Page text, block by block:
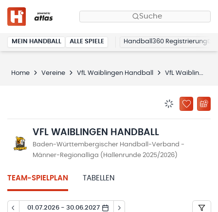
Suche
MEIN HANDBALL ALLE SPIELE Handball360 Registrierung
Home Vereine VfL Waiblingen Handball VfL Waiblingen Handball
ZU
VFL WAIBLINGEN HANDBALL
Baden-Württembergischer Handball-Verband -
Männer-Regionalliga (Hallenrunde 2025/2026)
TEAM-SPIELPLAN TABELLEN
01.07.2026 - 30.06.2027